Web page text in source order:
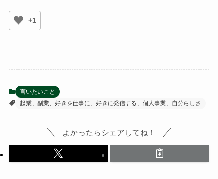
+1
言いたいこと
起業、副業、好きを仕事に、好きに発信する、個人事業、自分らしさ
よかったらシェアしてね！